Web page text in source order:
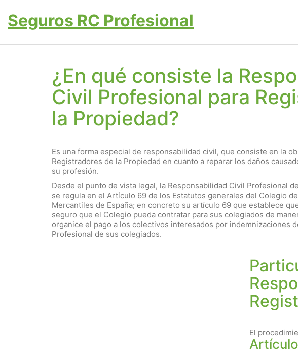
Seguros RC Profesional
¿En qué consiste la
Civil Profesional para
la Propiedad?
Es una forma especial de responsabilidad civil, que consiste en la
Registradores de la Propiedad en cuanto a reparar los daños
su profesión.
Desde el punto de vista legal, la Responsabilidad Civil Profesional
se regula en el Artículo 69 de los Estatutos generales del Colegio
Mercantiles de España; en concreto su artículo 69 que establece
seguro que el Colegio pueda contratar para sus colegiados de
organice el pago a los colectivos interesados por indemnizaciones
Profesional de sus colegiados.
El